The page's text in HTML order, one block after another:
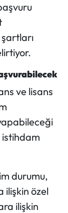
ve lisans
istihdam
durumu,
ilişkin özel
ilişkin